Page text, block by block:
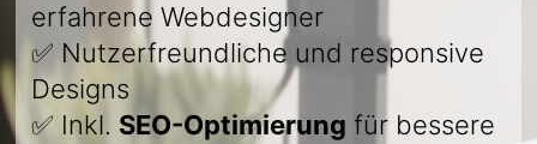
erfahrene Webdesigner
✅ Nutzerfreundliche und responsive
Designs
✅ Inkl. SEO-Optimierung für bessere